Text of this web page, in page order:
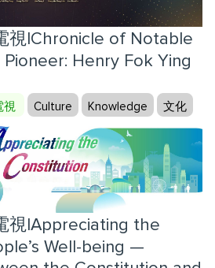
視|Chronicle of Notable
Henry Fok Ying
視 Culture Knowledge 文化
視|Appreciating the
Well-being —